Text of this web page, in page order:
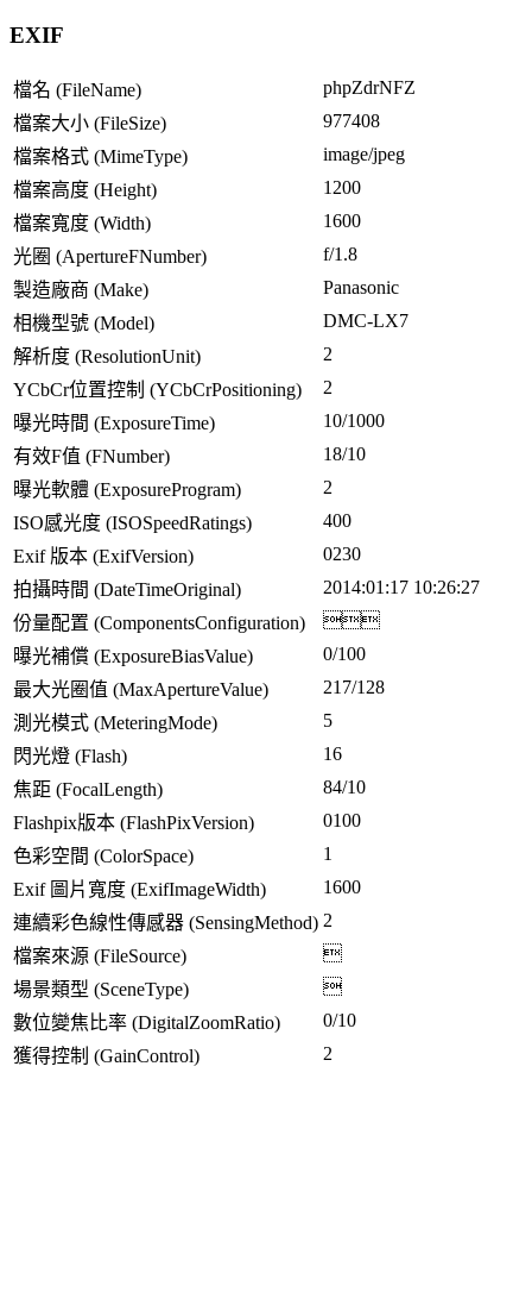
EXIF
檔名 (FileName)
phpZdrNFZ
檔案大小 (FileSize)
977408
檔案格式 (MimeType)
image/jpeg
檔案高度 (Height)
1200
檔案寬度 (Width)
1600
光圈 (ApertureFNumber)
f/1.8
製造廠商 (Make)
Panasonic
相機型號 (Model)
DMC-LX7
解析度 (ResolutionUnit)
2
YCbCr位置控制 (YCbCrPositioning)
2
曝光時間 (ExposureTime)
10/1000
有效F值 (FNumber)
18/10
曝光軟體 (ExposureProgram)
2
ISO感光度 (ISOSpeedRatings)
400
Exif 版本 (ExifVersion)
0230
拍攝時間 (DateTimeOriginal)
2014:01:17 10:26:27
份量配置 (ComponentsConfiguration)

曝光補償 (ExposureBiasValue)
0/100
最大光圈值 (MaxApertureValue)
217/128
測光模式 (MeteringMode)
5
閃光燈 (Flash)
16
焦距 (FocalLength)
84/10
Flashpix版本 (FlashPixVersion)
0100
色彩空間 (ColorSpace)
1
Exif 圖片寬度 (ExifImageWidth)
1600
連續彩色線性傳感器 (SensingMethod) 2
檔案來源 (FileSource)

場景類型 (SceneType)

數位變焦比率 (DigitalZoomRatio)
0/10
獲得控制 (GainControl)
2